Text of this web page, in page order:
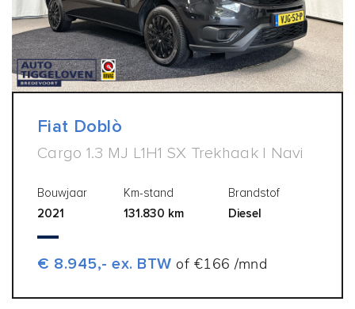
Fiat Doblò
Cargo 1.3 MJ L1H1 SX Trekhaak | Navi
Bouwjaar
2021
Km-stand
131.830 km
Brandstof
Diesel
€ 8.945,- ex. BTW of €166 /mnd